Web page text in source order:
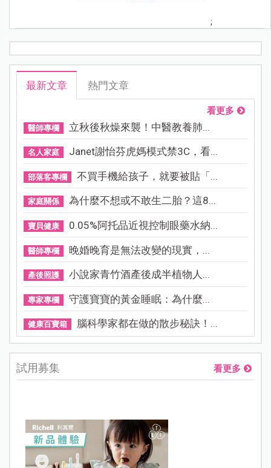
;
最新文章 熱門文章
看更多
醫師專欄 立秋後秋燥來襲！中醫教養肺...
名人家庭 Janet謝怡芬虎媽模式禁3C，看...
部落客專欄 不買手機給孩子，就要被貼「...
家庭關係 為什麼不想或不敢生二胎？這8...
寶貝健康 0.05%阿托品近視控制眼藥水納...
醫師專欄 晚婚晚育是無法改變的現實，...
產後照護 小說家青竹酒產後成半植物人...
專家專欄 守護寶寶的黃金睡眠：為什麼...
健康百寶箱 腦科學家都在做的散步秘訣！...
試用募集 看更多